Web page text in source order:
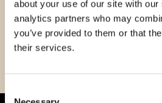
about your use of our site with
analytics partners who may
you’ve provided to them or that
their services.